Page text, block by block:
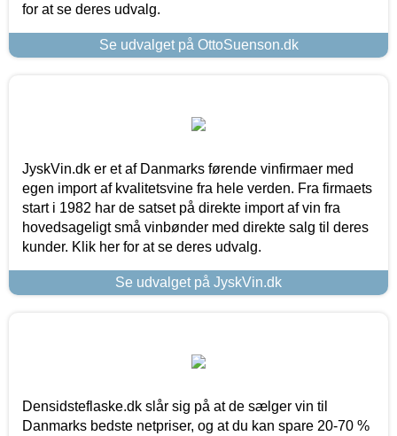
for at se deres udvalg.
Se udvalget på OttoSuenson.dk
JyskVin.dk er et af Danmarks førende vinfirmaer med
egen import af kvalitetsvine fra hele verden. Fra firmaets
start i 1982 har de satset på direkte import af vin fra
hovedsageligt små vinbønder med direkte salg til deres
kunder. Klik her for at se deres udvalg.
Se udvalget på JyskVin.dk
Densidsteflaske.dk slår sig på at de sælger vin til
Danmarks bedste netpriser, og at du kan spare 20-70 %